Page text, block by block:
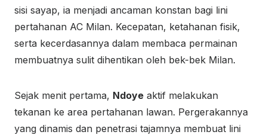
sisi sayap, ia menjadi ancaman konstan bagi lini
pertahanan AC Milan. Kecepatan, ketahanan fisik,
serta kecerdasannya dalam membaca permainan
membuatnya sulit dihentikan oleh bek-bek Milan.
Sejak menit pertama, Ndoye aktif melakukan
tekanan ke area pertahanan lawan. Pergerakannya
yang dinamis dan penetrasi tajamnya membuat lini